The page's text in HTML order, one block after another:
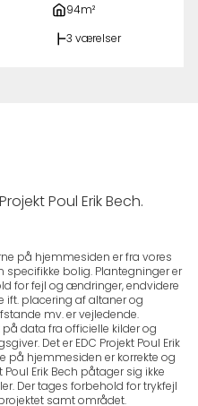
94m²
3 værelser
Poul Erik Bech.
på hjemmesiden er fra vores
specifikke bolig. Plantegninger er
for fejl og ændringer, endvidere
ift. placering af altaner og
mv. er vejledende.
data fra officielle kilder og
Det er EDC Projekt Poul Erik
på hjemmesiden er korrekte og
Erik Bech påtager sig ikke
Der tages forbehold for trykfejl
samt området.